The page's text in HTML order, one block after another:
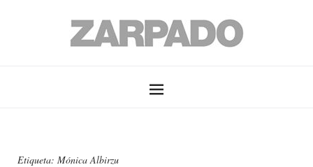
Etiqueta: Mónica Albirzu